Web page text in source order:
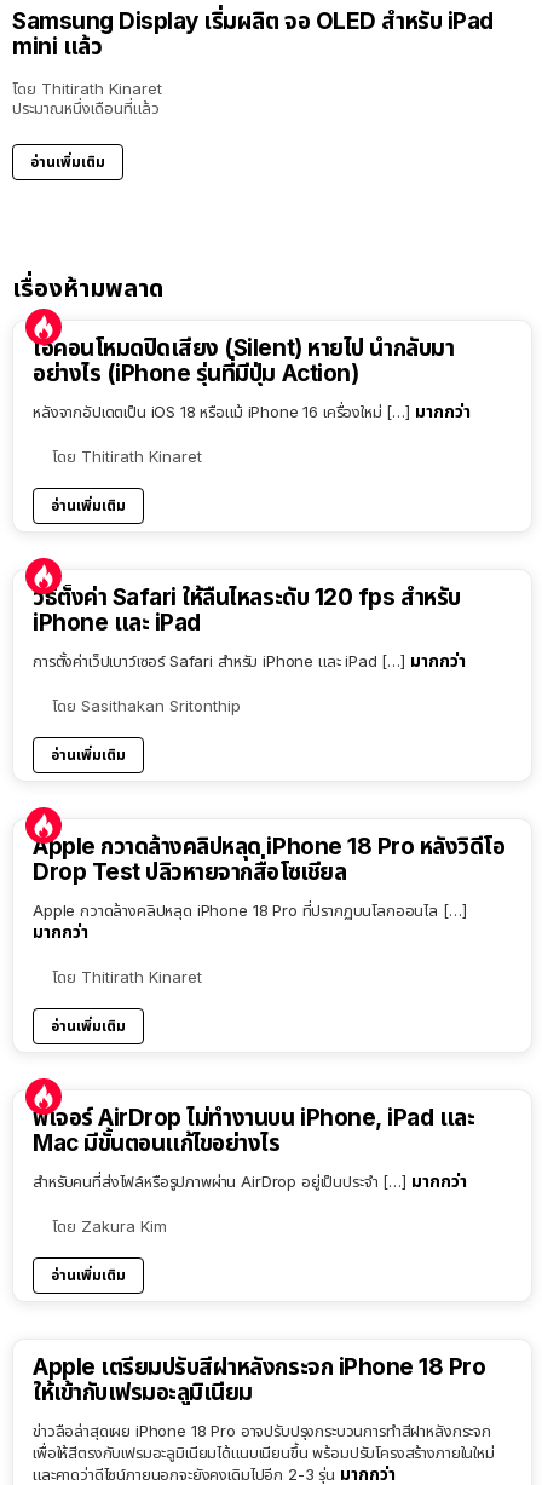
Samsung Display เริ่มผลิต จอ OLED สำหรับ iPad
mini แล้ว
โดย Thitirath Kinaret
ประมาณหนึ่งเดือนที่แล้ว
อ่านเพิ่มเติม
เรื่องห้ามพลาด
ไอคอนโหมดปิดเสียง (Silent) หายไป นำกลับมา
อย่างไร (iPhone รุ่นที่มีปุ่ม Action)
หลังจากอัปเดตเป็น iOS 18 หรือแม้ iPhone 16 เครื่องใหม่ […] มากกว่า
โดย Thitirath Kinaret
อ่านเพิ่มเติม
วิธีตั้งค่า Safari ให้ลื่นไหลระดับ 120 fps สำหรับ
iPhone และ iPad
การตั้งค่าเว็ปเบาว์เซอร์ Safari สำหรับ iPhone และ iPad […] มากกว่า
โดย Sasithakan Sritonthip
อ่านเพิ่มเติม
Apple กวาดล้างคลิปหลุด iPhone 18 Pro หลังวิดีโอ
Drop Test ปลิวหายจากสื่อโซเชียล
Apple กวาดล้างคลิปหลุด iPhone 18 Pro ที่ปรากฏบนโลกออนไล […]
มากกว่า
โดย Thitirath Kinaret
อ่านเพิ่มเติม
ฟีเจอร์ AirDrop ไม่ทำงานบน iPhone, iPad และ
Mac มีขั้นตอนแก้ไขอย่างไร
สำหรับคนที่ส่งไฟล์หรือรูปภาพผ่าน AirDrop อยู่เป็นประจำ […] มากกว่า
โดย Zakura Kim
อ่านเพิ่มเติม
Apple เตรียมปรับสีฝาหลังกระจก iPhone 18 Pro
ให้เข้ากับเฟรมอะลูมิเนียม
ข่าวลือล่าสุดเผย iPhone 18 Pro อาจปรับปรุงกระบวนการทำสีฝาหลังกระจก
เพื่อให้สีตรงกับเฟรมอะลูมิเนียมได้แนบเนียนขึ้น พร้อมปรับโครงสร้างภายในใหม่
และคาดว่าดีไซน์ภายนอกจะยังคงเดิมไปอีก 2-3 รุ่น มากกว่า